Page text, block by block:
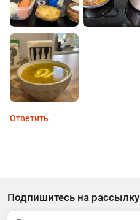
Ответить
Подпишитесь на рассылку